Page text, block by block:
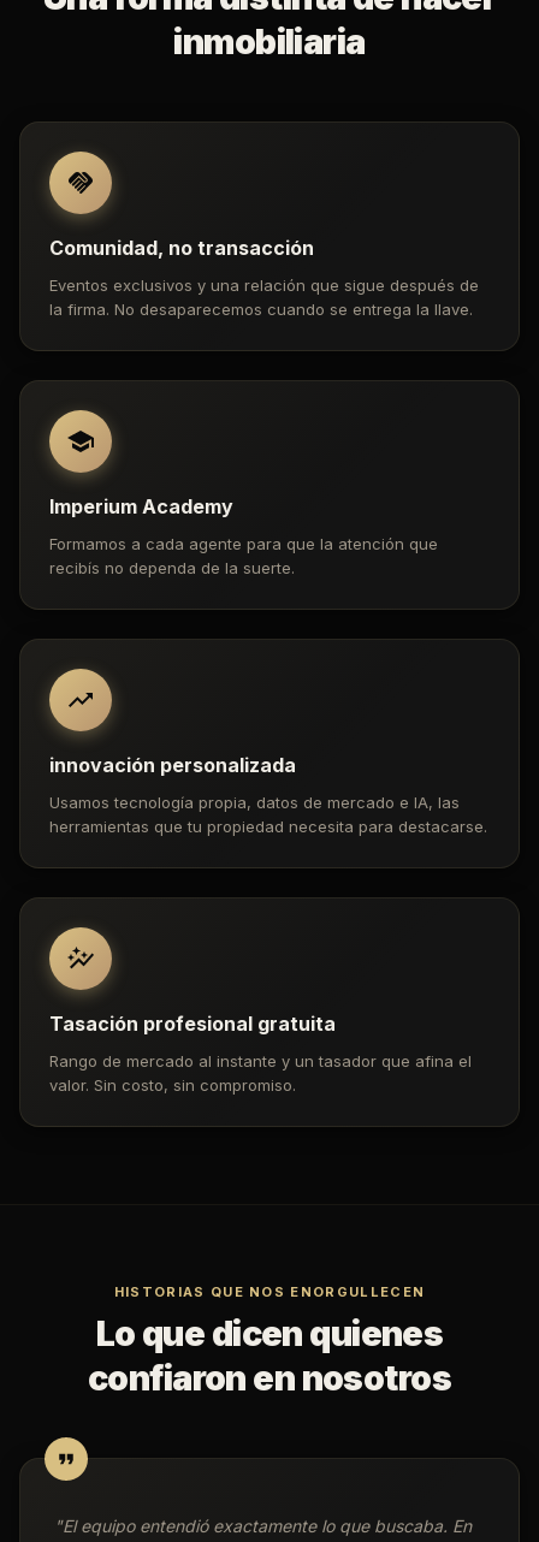
inmobiliaria
Comunidad, no transacción
Eventos exclusivos y una relación que sigue después de
la firma. No desaparecemos cuando se entrega la llave.
Imperium Academy
Formamos a cada agente para que la atención que
recibís no dependa de la suerte.
innovación personalizada
Usamos tecnología propia, datos de mercado e IA, las
herramientas que tu propiedad necesita para destacarse.
Tasación profesional gratuita
Rango de mercado al instante y un tasador que afina el
valor. Sin costo, sin compromiso.
HISTORIAS QUE NOS ENORGULLECEN
Lo que dicen quienes
confiaron en nosotros
"El equipo entendió exactamente lo que buscaba. En